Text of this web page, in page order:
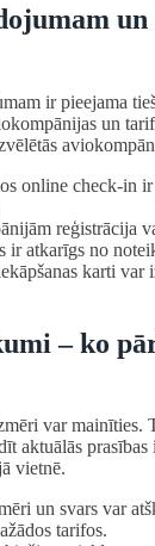
un
ir pieejama
un
online check-in ir
reģistrācija
ir atkarīgs no
karti var
– ko
var mainīties.
aktuālās prasības
vietnē.
un svars var
tarifos.